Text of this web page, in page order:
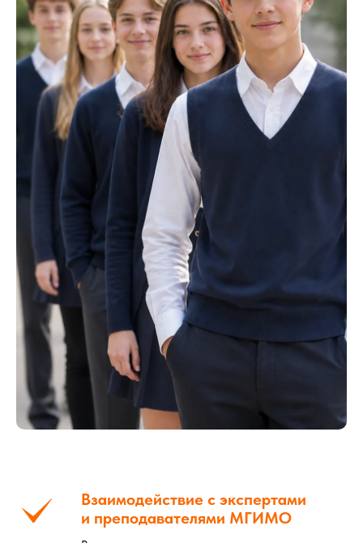
Взаимодействие с экспертами
и преподавателями МГИМО